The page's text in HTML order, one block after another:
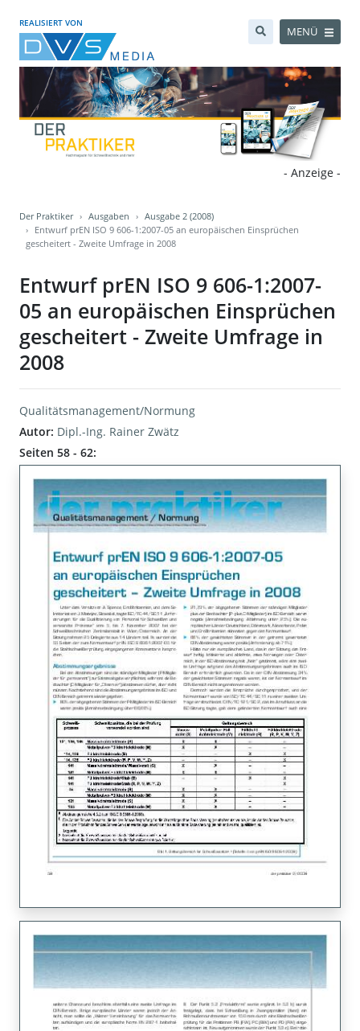
REALISIERT VON
MENÜ
- Anzeige -
Der Praktiker Ausgaben
Ausgabe 2 (2008)
Entwurf prEN ISO 9 606-1:2007-05 an europäischen Einsprüchen
gescheitert - Zweite Umfrage in 2008
Entwurf prEN ISO 9 606-1:2007-
05 an europäischen Einsprüchen
gescheitert - Zweite Umfrage in
2008
Qualitätsmanagement/Normung
Autor: Dipl.-Ing. Rainer Zwätz
Seiten 58 - 62: